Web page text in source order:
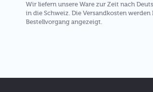
Wir liefern unsere Ware zur Zeit nach
in die Schweiz. Die Versandkosten werden
Bestellvorgang angezeigt.